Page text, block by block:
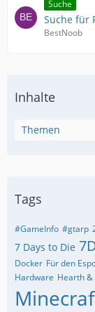
Suche
Suche für
BestNoob
Inhalte
Themen
Tags
#GameInfo #gtarp
7 Days to Die
Docker Für den
Hardware Hearth &